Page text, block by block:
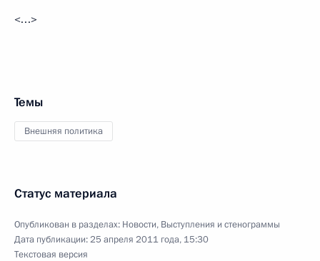
<…>
Темы
Внешняя политика
Статус материала
Опубликован в разделах: Новости, Выступления и стенограммы
Дата публикации:25 апреля 2011 года, 15:30
Текстовая версия